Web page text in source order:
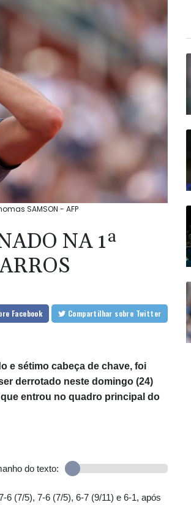
SAMSON - AFP
NA 1ª
Facebook Compartilhar sobre Twitter
e sétimo cabeça de chave, foi
derrotado neste domingo (24)
entrou no quadro principal do
do texto:
(7/5), 7-6 (7/5), 6-7 (9/11) e 6-1, após